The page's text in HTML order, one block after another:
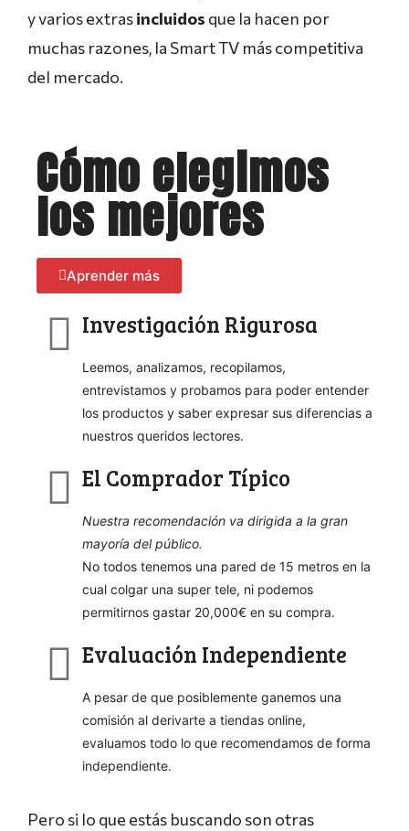
y varios extrasincluidos que la hacen por
muchas razones, la Smart TV más competitiva
del mercado.
Cómo elegimos
los mejores
Aprender más
Investigación Rigurosa
Leemos, analizamos, recopilamos,
entrevistamos y probamos para poder entender
los productos y saber expresar sus diferencias a
nuestros queridos lectores.
El Comprador Típico
Nuestra recomendación va dirigida a la gran
mayoría del público.
No todos tenemos una pared de 15 metros en la
cual colgar una super tele, ni podemos
permitirnos gastar 20,000€ en su compra.
Evaluación Independiente
A pesar de que posiblemente ganemos una
comisión al derivarte a tiendas online,
evaluamos todo lo que recomendamos de forma
independiente.
Pero si lo que estás buscando son otras